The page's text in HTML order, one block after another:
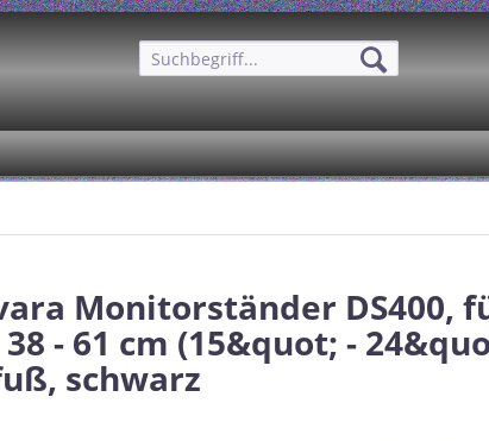
Monitorständer DS400,
- 61 cm (15&quot; -
schwarz